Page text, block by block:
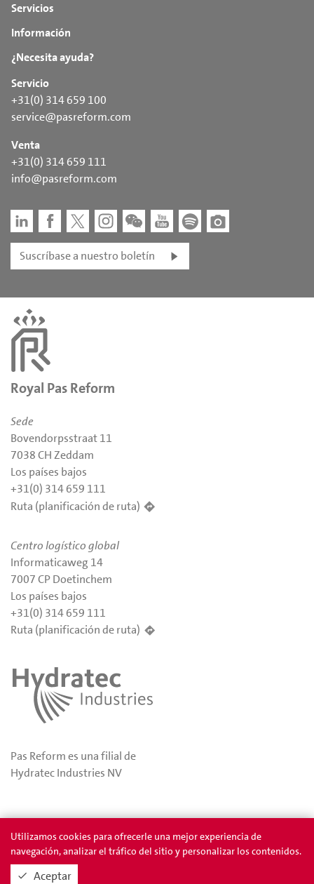
Servicios
Información
¿Necesita ayuda?
Servicio
+31(0) 314 659 100
service@pasreform.com
Venta
+31(0) 314 659 111
info@pasreform.com
Suscríbase a nuestro boletín
Royal Pas Reform
Sede
Bovendorpsstraat 11
7038 CH Zeddam
Los países bajos
+31(0) 314 659 111
Ruta (planificación de ruta)
Centro logístico global
Informaticaweg 14
7007 CP Doetinchem
Los países bajos
+31(0) 314 659 111
Ruta (planificación de ruta)
Pas Reform es una filial de
Hydratec Industries NV
Utilizamos cookies para ofrecerle una mejor experiencia de
navegación, analizar el tráfico del sitio y personalizar los contenidos.
Aceptar